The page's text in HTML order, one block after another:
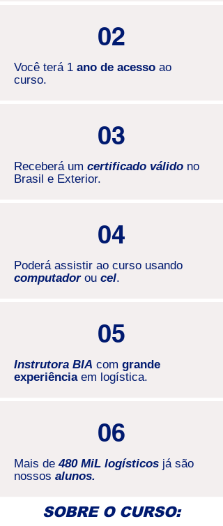
02
Você terá 1 ano de acesso ao
curso.
03
Receberá um certificado válido no
Brasil e Exterior.
04
Poderá assistir ao curso usando
computadorou cel.
05
Instrutora BIA com grande
experiênciaem logística.
06
Mais de480 MiL logísticos já são
nossos alunos.
SOBRE O CURSO: